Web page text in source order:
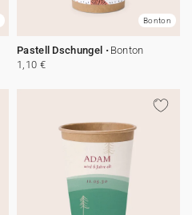
Bonton
Pastell Dschungel
Bonton
1,10 €